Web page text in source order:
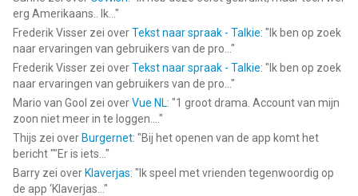
erg Amerikaans.. Ik... "
Frederik Visser zei overTekst naar spraak - Talkie: " Ik ben op zoek
naar ervaringen van gebruikers van de pro... "
Frederik Visser zei overTekst naar spraak - Talkie: " Ik ben op zoek
naar ervaringen van gebruikers van de pro... "
Mario van Gool zei overVue NL: "1 groot drama. Account van mijn
zoon niet meer in te loggen.... "
Thijs zei over Burgernet: "Bij het openen van de app komt het
bericht ""Er is iets... "
Barry zei over Klaverjas: " Ik speel met vrienden tegenwoordig op
de app ‘Klaverjas... "